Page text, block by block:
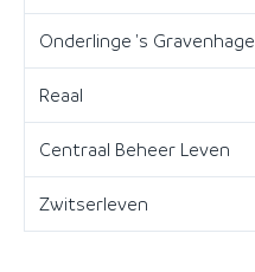
Onderlinge 's Gravenhage
Reaal
Centraal Beheer Leven
Zwitserleven